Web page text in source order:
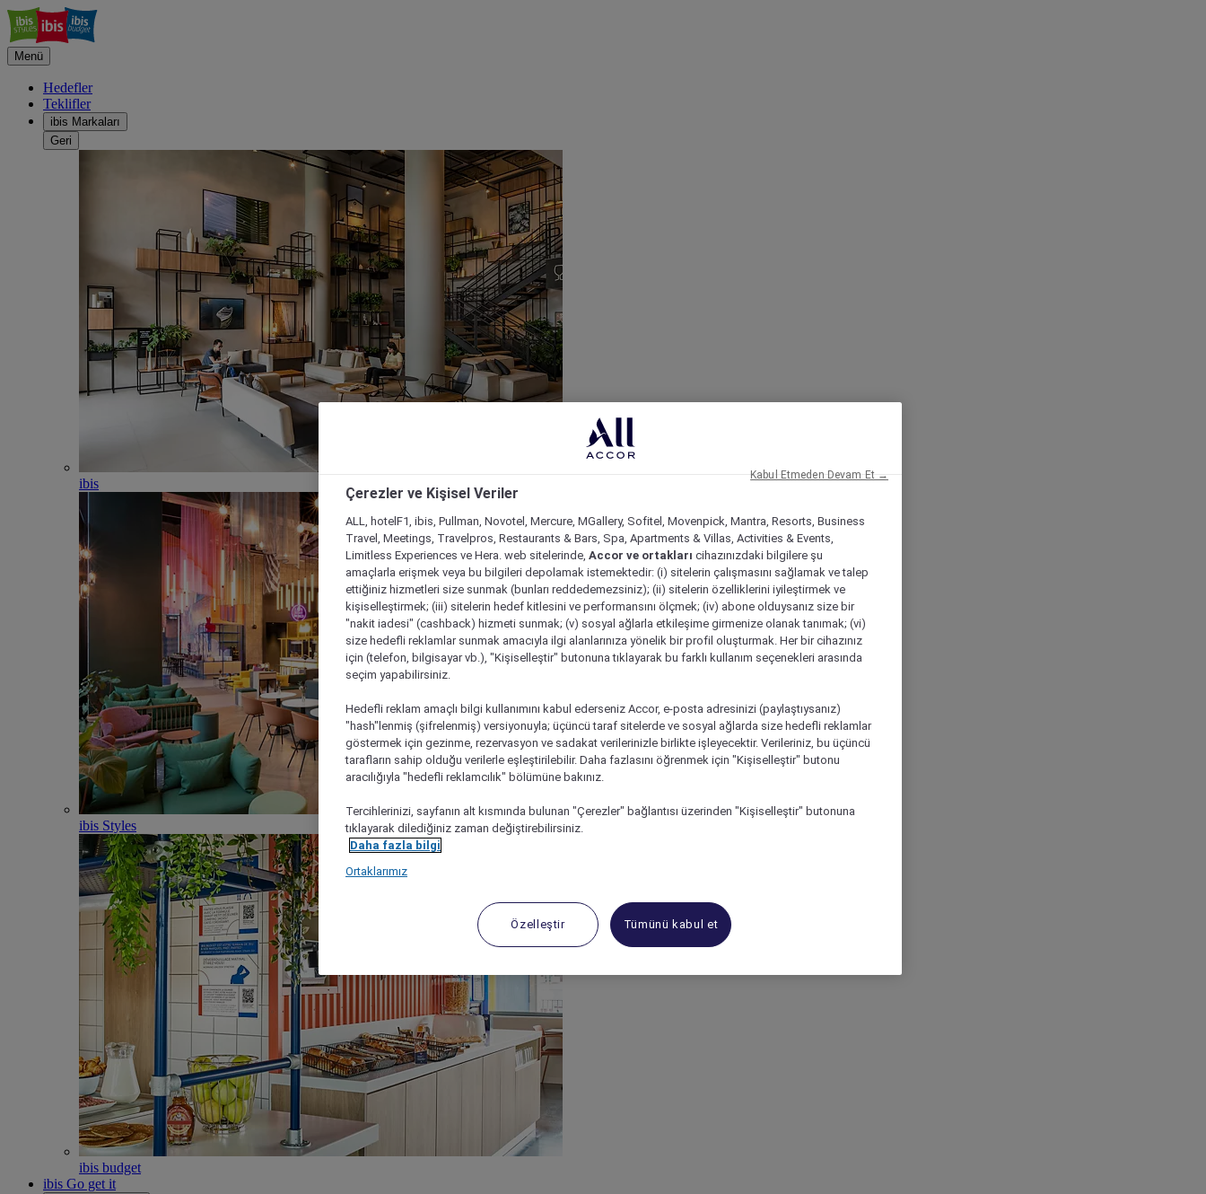
Menü
Hedefler
Teklifler
ibis Markaları
Geri
ibis
ibis Styles
ibis budget
ibis Go get it
Çerezler ve Kişisel Veriler
ALL, hotelF1, ibis, Pullman, Novotel, Mercure, MGallery, Sofitel, Movenpick, Mantra, Resorts, Business
Travel, Meetings, Travelpros, Restaurants & Bars, Spa, Apartments & Villas, Activities & Events,
Limitless Experiences ve Hera. web sitelerinde, Accor ve ortakları cihazınızdaki bilgilere şu
amaçlarla erişmek veya bu bilgileri depolamak istemektedir: (i) sitelerin çalışmasını sağlamak ve talep
ettiğiniz hizmetleri size sunmak (bunları reddedemezsiniz); (ii) sitelerin özelliklerini iyileştirmek ve
kişiselleştirmek; (iii) sitelerin hedef kitlesini ve performansını ölçmek; (iv) abone olduysanız size bir
"nakit iadesi" (cashback) hizmeti sunmak; (v) sosyal ağlarla etkileşime girmenize olanak tanımak; (vi)
size hedefli reklamlar sunmak amacıyla ilgi alanlarınıza yönelik bir profil oluşturmak. Her bir cihazınız
için (telefon, bilgisayar vb.), "Kişiselleştir" butonuna tıklayarak bu farklı kullanım seçenekleri arasında
seçim yapabilirsiniz.
Hedefli reklam amaçlı bilgi kullanımını kabul ederseniz Accor, e-posta adresinizi (paylaştıysanız)
"hash"lenmiş (şifrelenmiş) versiyonuyla; üçüncü taraf sitelerde ve sosyal ağlarda size hedefli reklamlar
göstermek için gezinme, rezervasyon ve sadakat verilerinizle birlikte işleyecektir. Verileriniz, bu üçüncü
tarafların sahip olduğu verilerle eşleştirilebilir. Daha fazlasını öğrenmek için "Kişiselleştir" butonu
aracılığıyla "hedefli reklamcılık" bölümüne bakınız.
Tercihlerinizi, sayfanın alt kısmında bulunan "Çerezler" bağlantısı üzerinden "Kişiselleştir" butonuna
tıklayarak dilediğiniz zaman değiştirebilirsiniz.
Daha fazla bilgi
Ortaklarımız
Özelleştir Tümünü kabul et
Kabul Etmeden Devam Et →